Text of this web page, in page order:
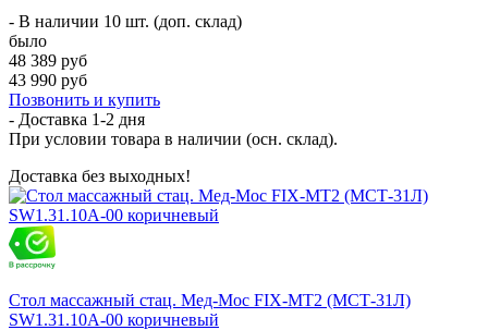
- В наличии 10 шт. (доп. склад)
было
48 389 руб
43 990 руб
Позвонить и купить
- Доставка 1-2 дня
При условии товара в наличии (осн. склад).
Доставка без выходных!
Стол массажный стац. Мед-Мос FIX-MT2 (МСТ-31Л)
SW1.31.10A-00 коричневый